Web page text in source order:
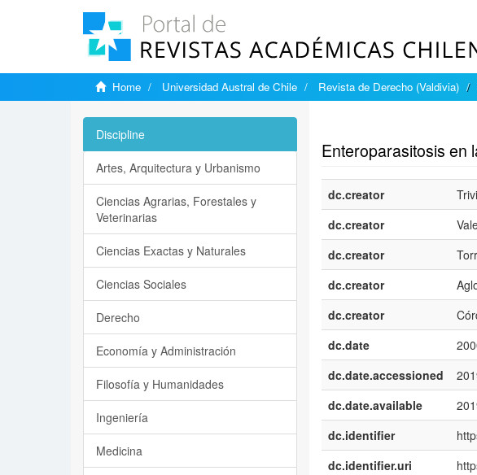
Home Universidad Austral de Chile Revista de Derecho (Valdivia)
Enteroparasitosis en
dc.creator
dc.creator
dc.creator
dc.creator
dc.creator
dc.date
dc.date.accessioned
dc.date.available
dc.identifier
dc.identifier.uri
Discipline
Artes, Arquitectura y Urbanismo
Ciencias Agrarias, Forestales y
Veterinarias
Ciencias Exactas y Naturales
Ciencias Sociales
Derecho
Economía y Administración
Filosofía y Humanidades
Ingeniería
Medicina